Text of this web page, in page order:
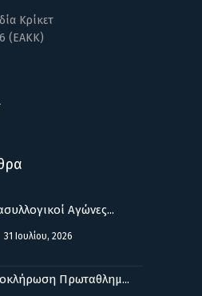
Κρίκετ
(ΕΑΚΚ)
Αγώνες...
31 Ιουλίου, 2026
Πρωταθλημ...